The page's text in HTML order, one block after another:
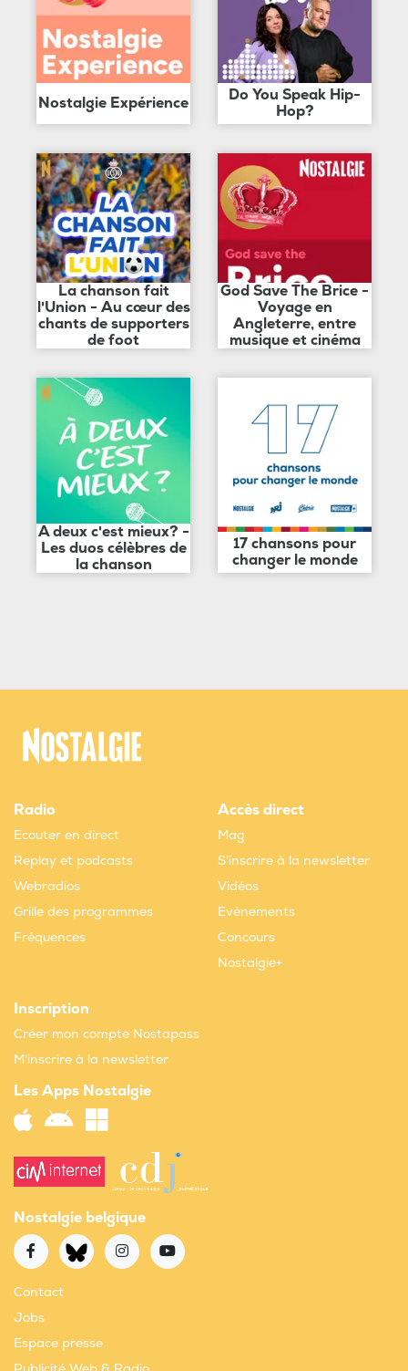
Nostalgie Expérience
Do You Speak Hip-
Hop?
La chanson fait
l'Union - Au cœur des
chants de supporters
de foot
God Save The Brice -
Voyage en
Angleterre, entre
musique et cinéma
A deux c'est mieux? -
Les duos célèbres de
la chanson
17 chansons pour
changer le monde
Radio
Ecouter en direct
Replay et podcasts
Webradios
Grille des programmes
Fréquences
Accès direct
Mag
S'inscrire à la newsletter
Vidéos
Evènements
Concours
Nostalgie+
Inscription
Créer mon compte Nostapass
M'inscrire à la newsletter
Les Apps Nostalgie
Nostalgie belgique
Contact
Jobs
Espace presse